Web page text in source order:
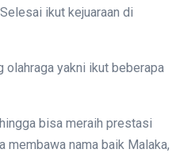
ikut kejuaraan di
olahraga yakni ikut beberapa
bisa meraih prestasi
membawa nama baik Malaka,